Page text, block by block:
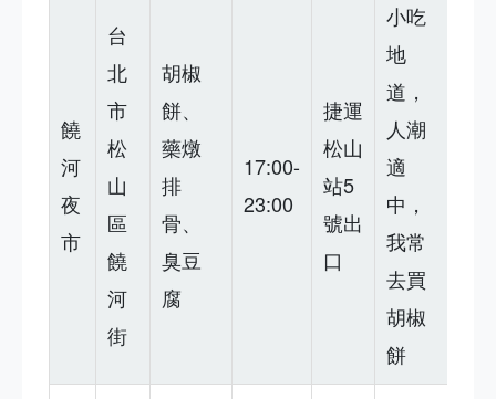
饒
河
夜
市
台
北
市
松
山
區
饒
河
街
胡椒
餅、
藥燉
排
骨、
臭豆
腐
17:00-
23:00
捷運
松山
站5
號出
口
小吃
地
道，
人潮
適
中，
我常
去買
胡椒
餅